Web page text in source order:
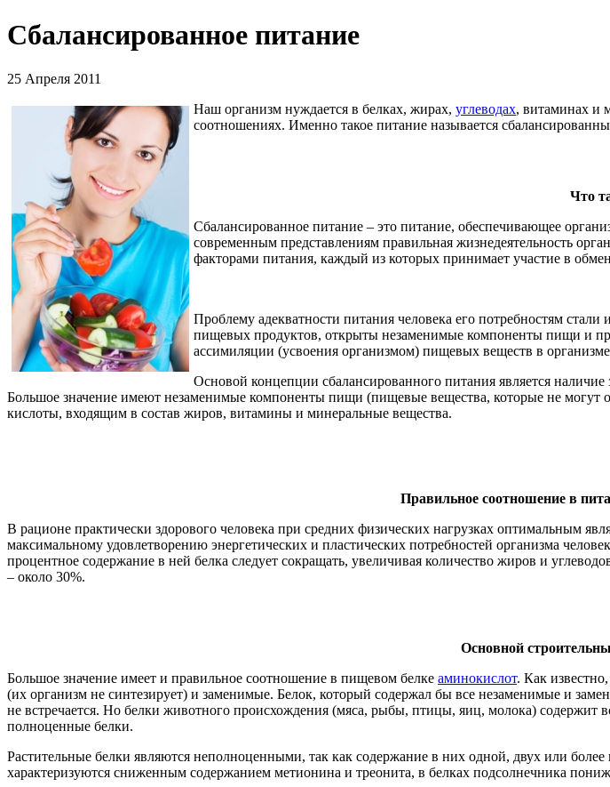
Сбалансированное питание
25 Апреля 2011
Наш организм нуждается в белках, жирах, углеводах, витаминах и
соотношениях. Именно такое питание называется
Что
Сбалансированное питание – это питание, обеспечивающее
современным представлениям правильная жизнедеятельность
факторами питания, каждый из которых принимает участие в
Проблему адекватности питания человека его потребностям
пищевых продуктов, открыты незаменимые компоненты пищи и
ассимиляции (усвоения организмом) пищевых веществ в организме
Основой концепции сбалансированного питания является
Большое значение имеют незаменимые компоненты пищи (пищевые вещества, которые не
кислоты, входящим в состав жиров, витамины и минеральные вещества.
Правильное соотношение в
В рационе практически здорового человека при средних физических нагрузках оптимальным
максимальному удовлетворению энергетических и пластических потребностей организма
процентное содержание в ней белка следует сокращать, увеличивая количество жиров и
– около 30%.
Основной
Большое значение имеет и правильное соотношение в пищевом белке аминокислот. Как
(их организм не синтезирует) и заменимые. Белок, который содержал бы все незаменимые и
не встречается. Но белки животного происхождения (мяса, рыбы, птицы, яиц, молока)
полноценные белки.
Растительные белки являются неполноценными, так как содержание в них одной, двух или
характеризуются сниженным содержанием метионина и треонита, в белках подсолнечника